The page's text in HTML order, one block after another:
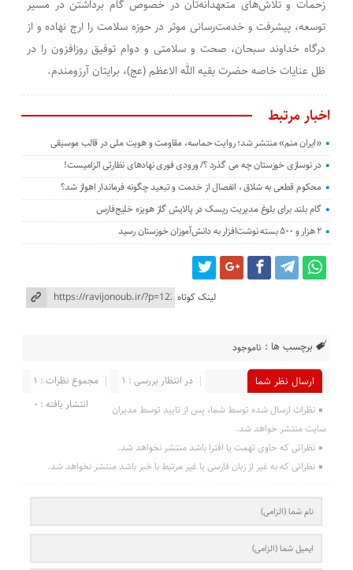
زحمات و تلاش‌های متعهدانه‌تان در خصوص گام برداشتن در مسیر
توسعه، پیشرفت و خدمت‌رسانی موثر در حوزه سلامت را ارج نهاده و از
درگاه خداوند سبحان، صحت و سلامتی و دوام توفیق روزافزون را در
ظل عنایات خاصه حضرت بقیه الله الاعظم (عج)، برایتان آرزومندم.
اخبار مرتبط
«ایران منم» منتشر شد؛ روایت حماسه، مقاومت و هویت ملی در قالب موسیقی
در نوسازی خوزستان چه می گذرد ؟/ ورودی فوری نهادهای نظارتی الزامیست!
محکوم قطعی به شلاق ، انفصال از خدمت و تبعید چگونه فرماندار اهواز شد؟
گام بلند برای بلوغ مدیریت ریسک در پالایش گاز هویزه خلیج‌فارس
۲ هزار و ۵۰۰ بسته نوشت‌افزار به دانش‌آموزان خوزستان رسید
لینک کوتاه
برچسب ها : ناموجود
ارسال نظر شما مجموع نظرات : 1
در انتظار بررسی : 1
انتشار یافته : 0
نظرات ارسال شده توسط شما، پس از تایید توسط مدیران
سایت منتشر خواهد شد.
نظراتی که حاوی تهمت یا افترا باشد منتشر نخواهد شد.
نظراتی که به غیر از زبان فارسی یا غیر مرتبط با خبر باشد منتشر نخواهد شد.